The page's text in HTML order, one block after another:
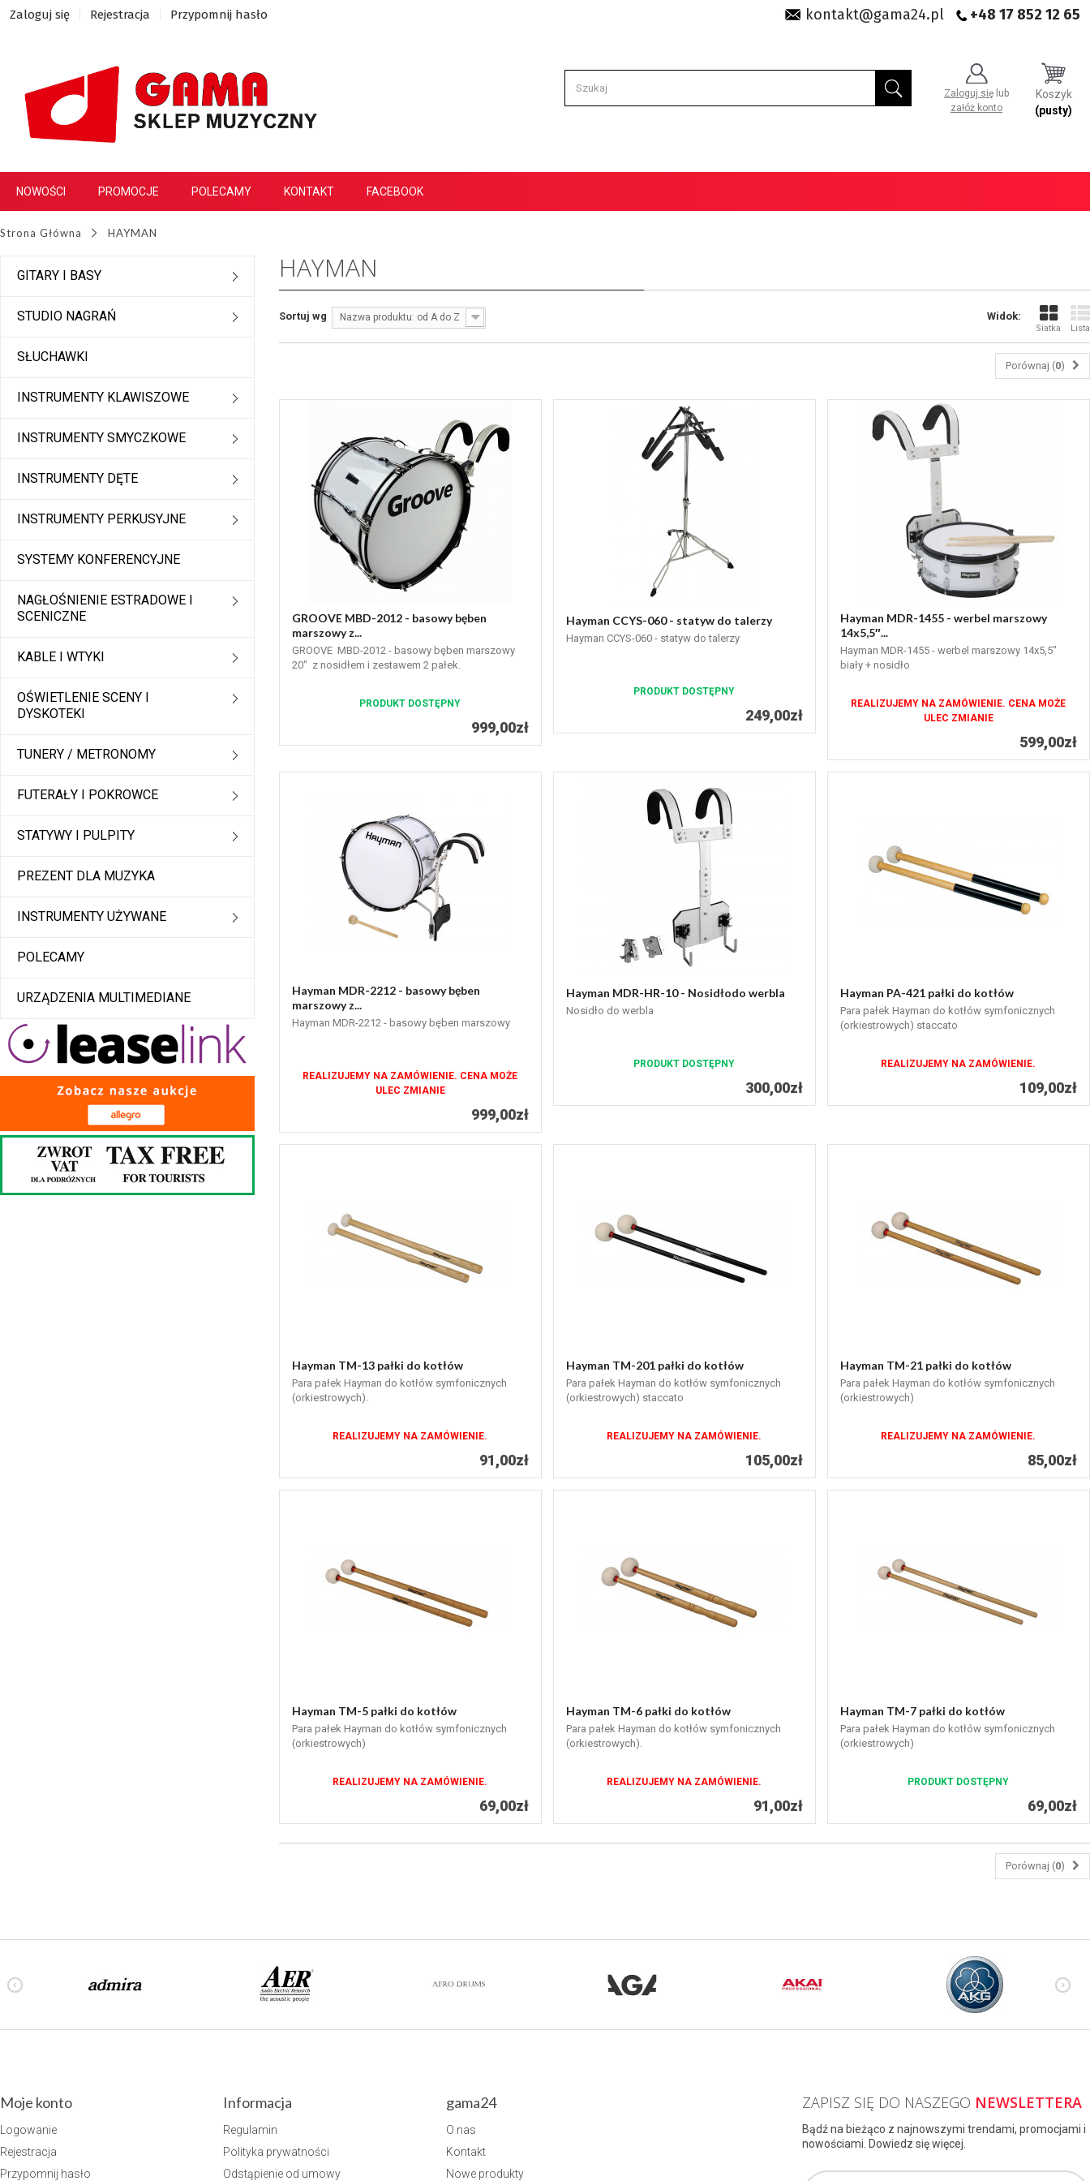
Zaloguj się Rejestracja Przypomnij hasło kontakt@gama24.pl +48 17 852 12 65
Zaloguj się lub
załóż konto
Koszyk
(pusty)
NOWOŚCI PROMOCJE POLECAMY KONTAKT FACEBOOK
Strona Główna HAYMAN
GITARY I BASY
STUDIO NAGRAŃ
SŁUCHAWKI
INSTRUMENTY KLAWISZOWE
INSTRUMENTY SMYCZKOWE
INSTRUMENTY DĘTE
INSTRUMENTY PERKUSYJNE
SYSTEMY KONFERENCYJNE
NAGŁOŚNIENIE ESTRADOWE I
SCENICZNE
KABLE I WTYKI
OŚWIETLENIE SCENY I
DYSKOTEKI
TUNERY / METRONOMY
FUTERAŁY I POKROWCE
STATYWY I PULPITY
PREZENT DLA MUZYKA
INSTRUMENTY UŻYWANE
POLECAMY
URZĄDZENIA MULTIMEDIANE
HAYMAN
Widok:
Siatka Lista
Sortuj wg Nazwa produktu: od A do Z
Porównaj (0)
GROOVE MBD-2012 - basowy bęben
marszowy z...
GROOVE MBD-2012 - basowy bęben marszowy
20" z nosidłem i zestawem 2 pałek.
PRODUKT DOSTĘPNY
999,00zł
Hayman CCYS-060 - statyw do talerzy
Hayman CCYS-060 - statyw do talerzy
PRODUKT DOSTĘPNY
249,00zł
Hayman MDR-1455 - werbel marszowy
14x5,5″...
Hayman MDR-1455 - werbel marszowy 14x5,5″
biały + nosidło
REALIZUJEMY NA ZAMÓWIENIE. CENA MOŻE
ULEC ZMIANIE
599,00zł
Hayman MDR-2212 - basowy bęben
marszowy z...
Hayman MDR-2212 - basowy bęben marszowy
REALIZUJEMY NA ZAMÓWIENIE. CENA MOŻE
ULEC ZMIANIE
999,00zł
Hayman MDR-HR-10 - Nosidłodo werbla
Nosidło do werbla
PRODUKT DOSTĘPNY
300,00zł
Hayman PA-421 pałki do kotłów
Para pałek Hayman do kotłów symfonicznych
(orkiestrowych) staccato
REALIZUJEMY NA ZAMÓWIENIE.
109,00zł
Hayman TM-13 pałki do kotłów
Para pałek Hayman do kotłów symfonicznych
(orkiestrowych).
REALIZUJEMY NA ZAMÓWIENIE.
91,00zł
Hayman TM-201 pałki do kotłów
Para pałek Hayman do kotłów symfonicznych
(orkiestrowych) staccato
REALIZUJEMY NA ZAMÓWIENIE.
105,00zł
Hayman TM-21 pałki do kotłów
Para pałek Hayman do kotłów symfonicznych
(orkiestrowych)
REALIZUJEMY NA ZAMÓWIENIE.
85,00zł
Hayman TM-5 pałki do kotłów
Para pałek Hayman do kotłów symfonicznych
(orkiestrowych)
REALIZUJEMY NA ZAMÓWIENIE.
69,00zł
Hayman TM-6 pałki do kotłów
Para pałek Hayman do kotłów symfonicznych
(orkiestrowych).
REALIZUJEMY NA ZAMÓWIENIE.
91,00zł
Hayman TM-7 pałki do kotłów
Para pałek Hayman do kotłów symfonicznych
(orkiestrowych)
PRODUKT DOSTĘPNY
69,00zł
Porównaj (0)
Moje konto
Logowanie
Rejestracja
Przypomnij hasło
Informacja
Regulamin
Polityka prywatności
Odstąpienie od umowy
gama24
O nas
Kontakt
Nowe produkty
ZAPISZ SIĘ DO NASZEGO NEWSLETTERA
Bądź na bieżąco z najnowszymi trendami, promocjami i
nowościami. Dowiedz się więcej.